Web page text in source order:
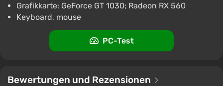
Grafikkarte: GeForce GT 1030; Radeon RX 560
Keyboard, mouse
PC-Test
Bewertungen und Rezensionen